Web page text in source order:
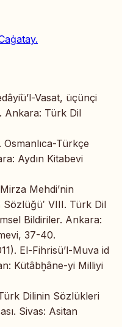
Vasat, üçünçi
Ankara: Türk Dil
Türkçe
Aydın Kitabevi
Mehdi’nin
Sözlüğü‛ VIII. Türk Dil
Bildiriler. Ankara:
37-40.
El-Fihrisü’l-Muva id
Kütâbḫâne-yi Milliyi
Dilinin Sözlükleri
Sivas: Asitan